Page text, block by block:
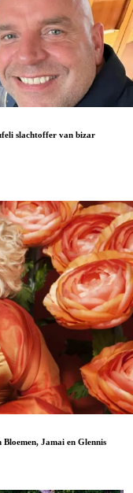
slachtoffer van bizar
Jamai en Glennis